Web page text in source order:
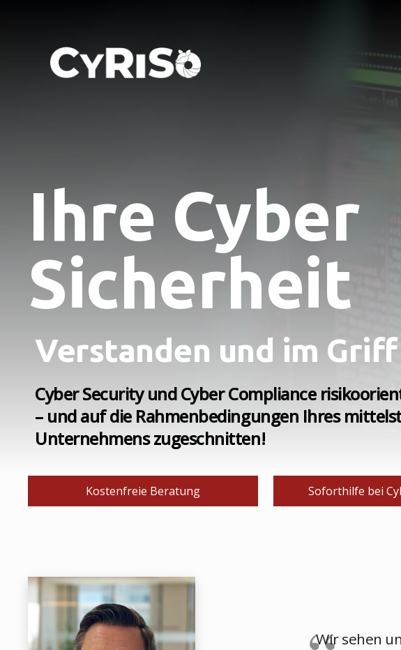
Ihre Cyber
Sicherheit
Verstanden und im Griff
Cyber Security und Cyber Compliance
– und auf die Rahmenbedingungen Ihres
Unternehmens zugeschnitten!
Kostenfreie Beratung Soforthilfe bei
Wir sehen